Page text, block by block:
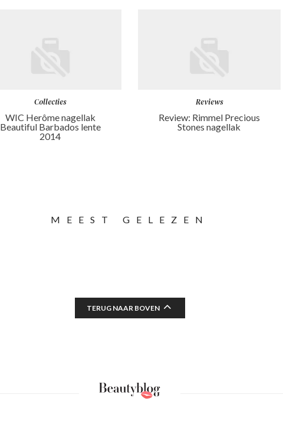
Collecties
WIC Herôme nagellak
Beautiful Barbados lente
2014
Reviews
Review: Rimmel Precious
Stones nagellak
MEEST GELEZEN
TERUG NAAR BOVEN